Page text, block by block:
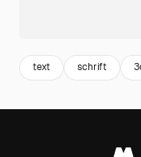
text schrift